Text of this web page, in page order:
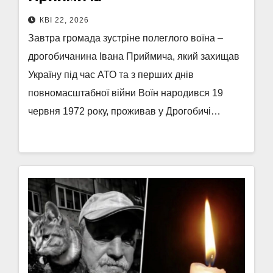
КВІ 22, 2026
Завтра громада зустріне полеглого воїна –
дрогобичанина Івана Приймича, який захищав
Україну під час АТО та з перших днів
повномасштабної війни Воїн народився 19
червня 1972 року, проживав у Дрогобичі…